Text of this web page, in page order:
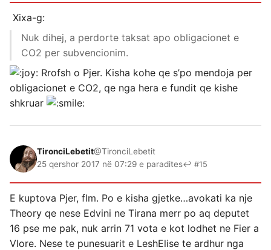
Xixa-g:
Nuk dihej, a perdorte taksat apo obligacionet e
CO2 per subvencionim.
Rrofsh o Pjer. Kisha kohe qe s’po mendoja per
obligacionet e CO2, qe nga hera e fundit qe kishe
shkruar
TironciLebetit@TironciLebetit
25 qershor 2017 në 07:29 e paradites↩ #15
E kuptova Pjer, flm. Po e kisha gjetke…avokati ka nje
Theory qe nese Edvini ne Tirana merr po aq deputet
16 pse me pak, nuk arrin 71 vota e kot lodhet ne Fier a
Vlore. Nese te punesuarit e LeshElise te ardhur nga